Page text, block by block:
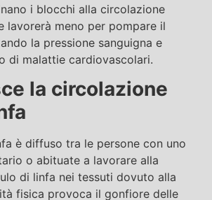
i blocchi alla circolazione
lavorerà meno per pompare il
la pressione sanguigna e
di malattie cardiovascolari.
la circolazione
è diffuso tra le persone con uno
o abituate a lavorare alla
di linfa nei tessuti dovuto alla
fisica provoca il gonfiore delle